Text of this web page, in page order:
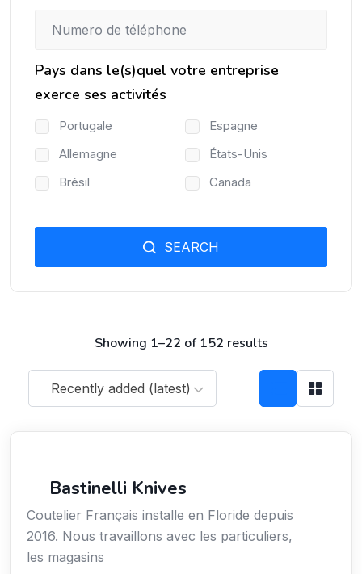
Showing 1–22 of 152 results
Recently added (latest)
Bastinelli Knives
Coutelier Français installe en Floride depuis
2016. Nous travaillons avec les particuliers,
les magasins
Pays dans le(s)quel votre entreprise
exerce ses activités
Portugale
Espagne
Allemagne
États-Unis
Brésil
Canada
SEARCH